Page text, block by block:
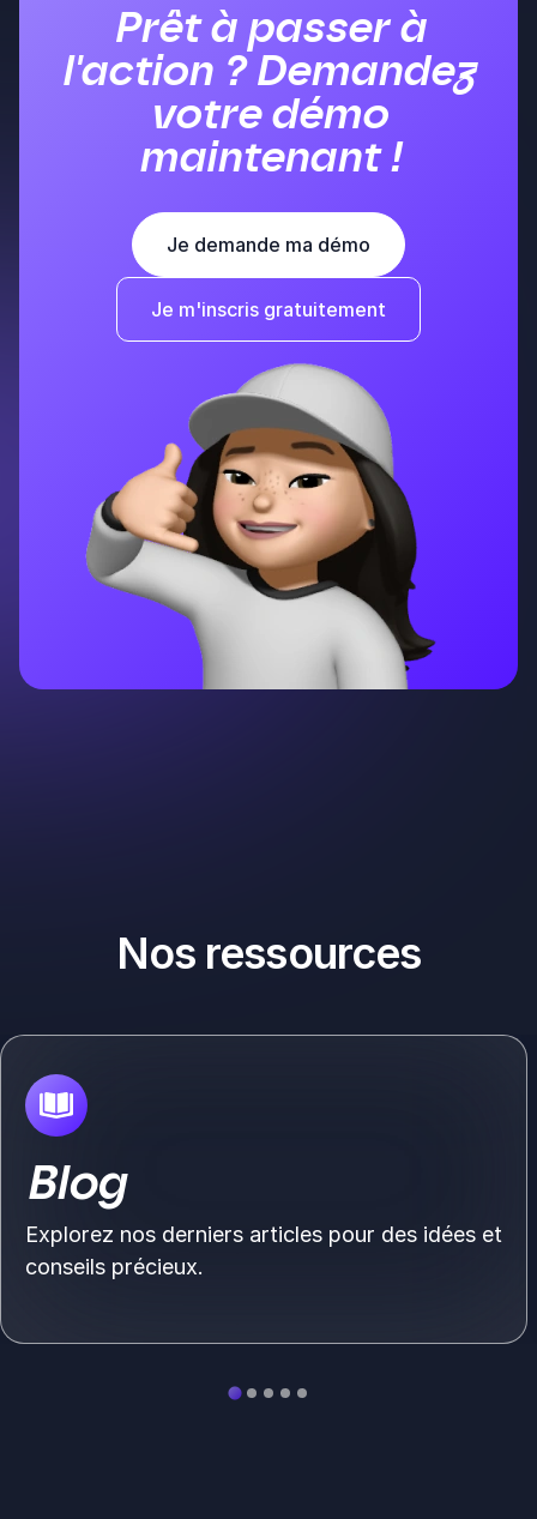
Prêt à passer à
l'action ? Demandez
votre démo
maintenant !
Je demande ma démo
Je m'inscris gratuitement
Nos ressources
Blog
Explorez nos derniers articles pour des idées et
conseils précieux.